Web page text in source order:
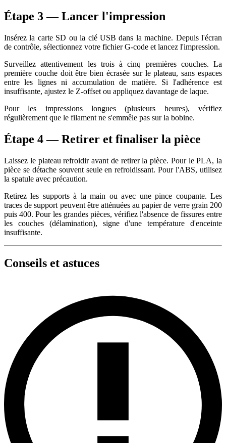
Étape 3 — Lancer l'impression
Insérez la carte SD ou la clé USB dans la machine. Depuis l'écran
de contrôle, sélectionnez votre fichier G-code et lancez l'impression.
Surveillez attentivement les trois à cinq premières couches. La
première couche doit être bien écrasée sur le plateau, sans espaces
entre les lignes ni accumulation de matière. Si l'adhérence est
insuffisante, ajustez le Z-offset ou appliquez davantage de laque.
Pour les impressions longues (plusieurs heures), vérifiez
régulièrement que le filament ne s'emmêle pas sur la bobine.
Étape 4 — Retirer et finaliser la pièce
Laissez le plateau refroidir avant de retirer la pièce. Pour le PLA, la
pièce se détache souvent seule en refroidissant. Pour l'ABS, utilisez
la spatule avec précaution.
Retirez les supports à la main ou avec une pince coupante. Les
traces de support peuvent être atténuées au papier de verre grain 200
puis 400. Pour les grandes pièces, vérifiez l'absence de fissures entre
les couches (délamination), signe d'une température d'enceinte
insuffisante.
Conseils et astuces